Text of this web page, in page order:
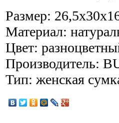
Размер:
Материал:
Цвет:
Производитель:
Тип: женская